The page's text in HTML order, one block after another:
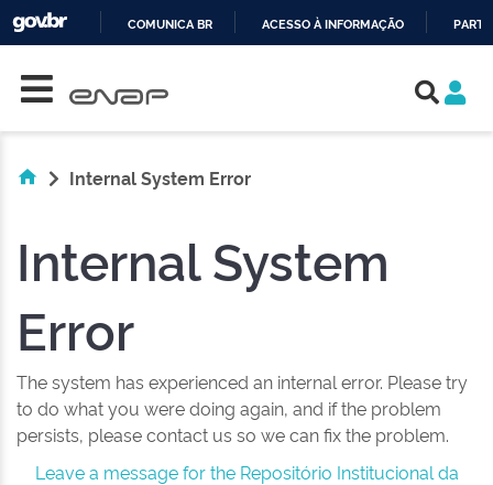
COMUNICA BR ACESSO À INFORMAÇÃO
Internal System Error
Internal System
Error
The system has experienced an internal error. Please try
to do what you were doing again, and if the problem
persists, please contact us so we can fix the problem.
Leave a message for the Repositório Institucional da